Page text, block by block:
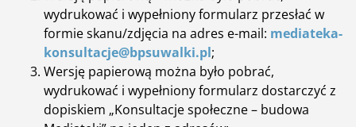
wydrukować i wypełniony formularz przesłać w
formie skanu/zdjęcia na adres e-mail: mediateka-
konsultacje@bpsuwalki.pl;
Wersję papierową można było pobrać,
wydrukować i wypełniony formularz dostarczyć z
dopiskiem „Konsultacje społeczne – budowa